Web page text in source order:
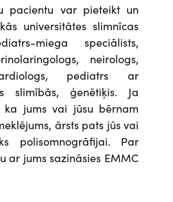
pacientu var pieteikt un
universitātes slimnīcas
miega speciālists,
neirologs,
pediatrs ar
slimībās, ģenētiķis. Ja
ka jums vai jūsu bērnam
ārsts pats jūs vai
polisomnogrāfijai. Par
ar jums sazināsies EMMC